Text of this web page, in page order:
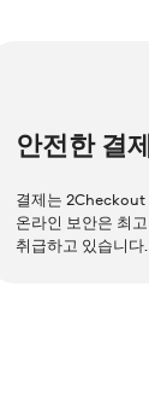
안전한 결
결제는
온라인 보안은 최
취급하고 있습니다.